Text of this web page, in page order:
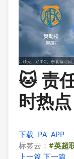
🐱 责
时热点
下载 PA APP
标签云： #英超
上一篇 下一篇